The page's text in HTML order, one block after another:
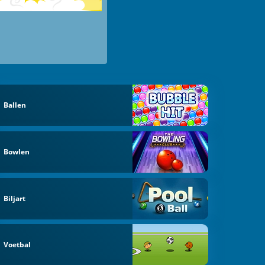
Ballen
Bowlen
Biljart
Voetbal